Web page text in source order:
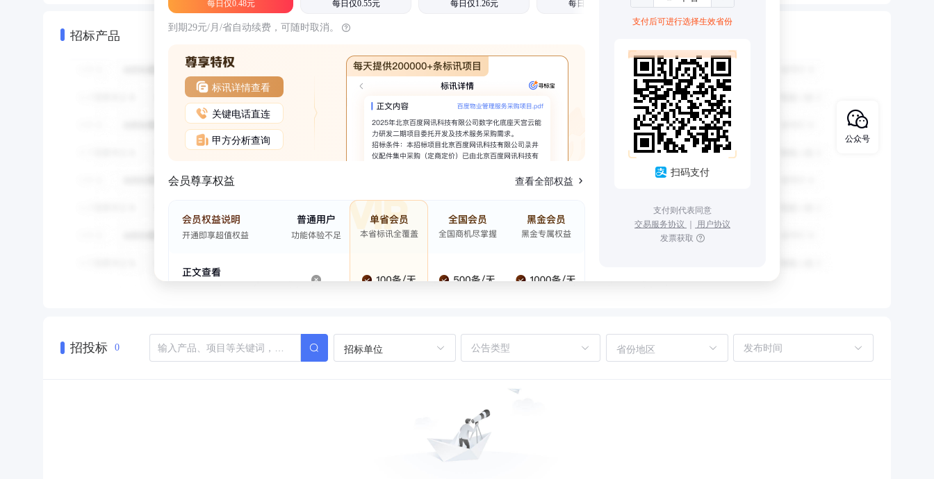
招标产品
每日仅0.48元 每日仅0.55元 每日仅1.26元 每日仅1.08元
到期29元/月/省自动续费，可随时取消。
标讯详情查看
关键电话直连
甲方分析查询
会员尊享权益 查看全部权益
支付后可进行选择生效省份
扫码支付
支付则代表同意
交易服务协议 ｜ 用户协议
发票获取
招投标 0 招标单位 省份地区
公众号